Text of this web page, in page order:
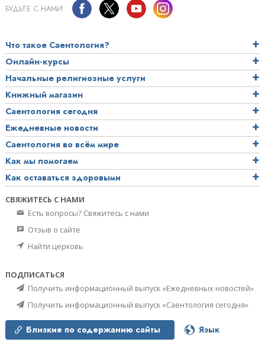
БУДЬТЕ С НАМИ
Что такое Саентология?
Онлайн-курсы
Начальные религиозные услуги
Книжный магазин
Саентология сегодня
Ежедневные новости
Саентология во всём мире
Как мы помогаем
Как оставаться здоровыми
СВЯЖИТЕСЬ С НАМИ
Есть вопросы? Свяжитесь с нами
Отзыв о сайте
Найти церковь
ПОДПИСАТЬСЯ
Получить информационный выпуск «Ежедневных новостей»
Получить информационный выпуск «Саентология сегодня»
Близкие по содержанию сайты Язык